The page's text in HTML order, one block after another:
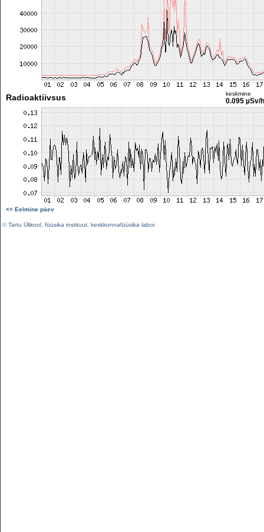
Radioaktiivsus keskmine
0.095 µSv/h
<< Eelmine päev
©Tartu Ülikool füüsika instituut keskkonnafüüsika labor